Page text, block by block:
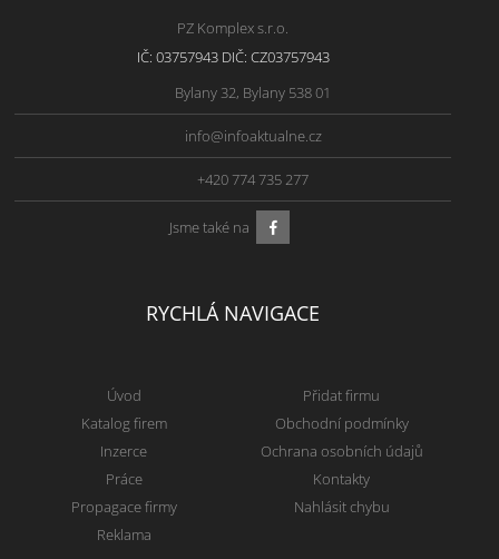
PZ Komplex s.r.o.
IČ: 03757943 DIČ: CZ03757943
Bylany 32, Bylany 538 01
info@infoaktualne.cz
+420 774 735 277
Jsme také na
RYCHLÁ NAVIGACE
Úvod
Katalog firem
Inzerce
Práce
Propagace firmy
Reklama
Přidat firmu
Obchodní podmínky
Ochrana osobních údajů
Kontakty
Nahlásit chybu